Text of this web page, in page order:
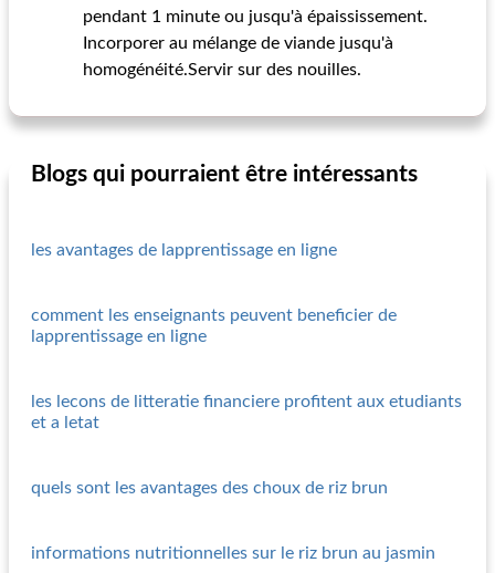
pendant 1 minute ou jusqu'à épaississement.
Incorporer au mélange de viande jusqu'à
homogénéité.Servir sur des nouilles.
Blogs qui pourraient être intéressants
les avantages de lapprentissage en ligne
comment les enseignants peuvent beneficier de
lapprentissage en ligne
les lecons de litteratie financiere profitent aux etudiants
et a letat
quels sont les avantages des choux de riz brun
informations nutritionnelles sur le riz brun au jasmin